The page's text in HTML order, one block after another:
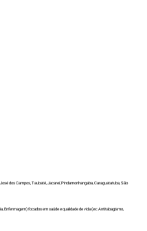
dos Campos, Taubaté, Jacareí, Pindamonhangaba, Caraguatatuba, São
Enfermagem) focados em saúde e qualidade de vida (ex: Antitabagismo,